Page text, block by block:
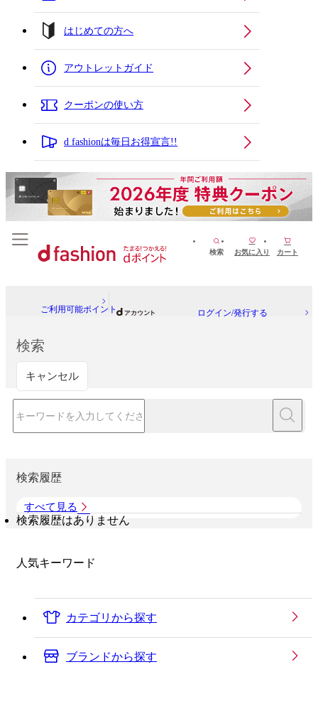
はじめての方へ
アウトレットガイド
クーポンの使い方
d fashionは毎日お得宣言!!
検索 お気に入り カート
ご利用可能ポイント ログイン/発行する
検索
キャンセル
検索履歴
すべて見る
検索履歴はありません
人気キーワード
カテゴリから探す
ブランドから探す